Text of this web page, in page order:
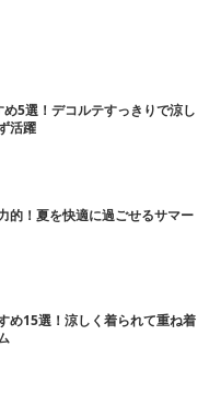
5選！デコルテすっきりで涼し
活躍
的！夏を快適に過ごせるサマー
め15選！涼しく着られて重ね着